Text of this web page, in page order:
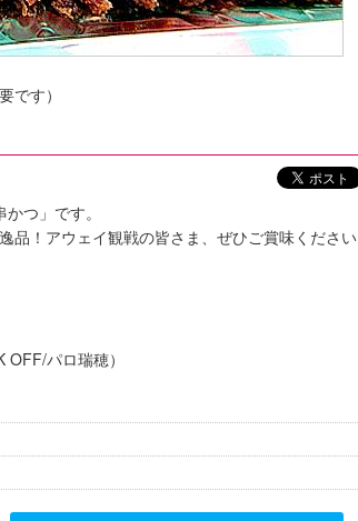
です）
つ」です。
品！アウェイ観戦の皆さま、ぜひご賞味ください
パロ瑞穂）